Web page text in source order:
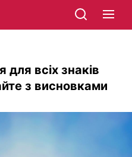
для всіх знаків
з висновками